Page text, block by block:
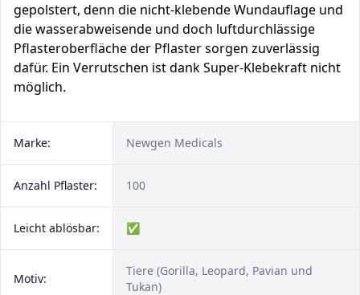
gepolstert, denn die nicht-klebende Wundauflage und
die wasserabweisende und doch luftdurchlässige
Pflasteroberfläche der Pflaster sorgen zuverlässig
dafür. Ein Verrutschen ist dank Super-Klebekraft nicht
möglich.
Marke: Newgen Medicals
Anzahl Pflaster: 100
Leicht ablösbar: ✅
Motiv:
Tiere (Gorilla, Leopard, Pavian und
Tukan)